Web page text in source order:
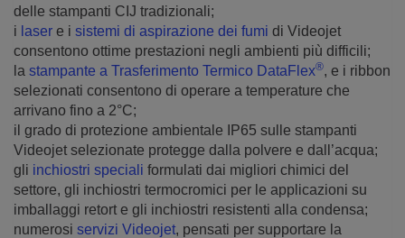
delle stampanti CIJ tradizionali;
i laser e i sistemi di aspirazione dei fumi di Videojet
consentono ottime prestazioni negli ambienti più difficili;
la stampante a Trasferimento Termico DataFlex®, e i ribbon
selezionati consentono di operare a temperature che
arrivano fino a 2°C;
il grado di protezione ambientale IP65 sulle stampanti
Videojet selezionate protegge dalla polvere e dall’acqua;
gli inchiostri speciali formulati dai migliori chimici del
settore, gli inchiostri termocromici per le applicazioni su
imballaggi retort e gli inchiostri resistenti alla condensa;
numerosi servizi Videojet, pensati per supportare la